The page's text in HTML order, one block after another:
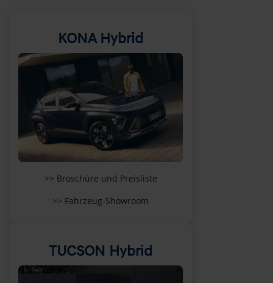
KONA Hybrid
>> Broschüre und Preisliste
>> Fahrzeug-Showroom
TUCSON Hybrid